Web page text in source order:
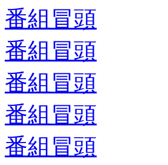
番組冒頭
番組冒頭
番組冒頭
番組冒頭
番組冒頭